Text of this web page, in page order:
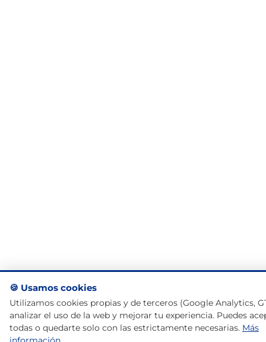
🍪 Usamos cookies
Utilizamos cookies propias y de terceros (Google Analytics,
analizar el uso de la web y mejorar tu experiencia. Puedes
todas o quedarte solo con las estrictamente necesarias. Más